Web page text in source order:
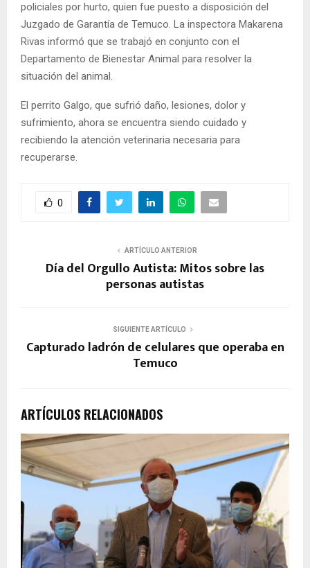
policiales por hurto, quien fue puesto a disposición del
Juzgado de Garantía de Temuco. La inspectora Makarena
Rivas informó que se trabajó en conjunto con el
Departamento de Bienestar Animal para resolver la
situación del animal.
El perrito Galgo, que sufrió daño, lesiones, dolor y
sufrimiento, ahora se encuentra siendo cuidado y
recibiendo la atención veterinaria necesaria para
recuperarse.
0
ARTÍCULO ANTERIOR
Día del Orgullo Autista: Mitos sobre las
personas autistas
SIGUIENTE ARTÍCULO
Capturado ladrón de celulares que operaba en
Temuco
ARTÍCULOS RELACIONADOS